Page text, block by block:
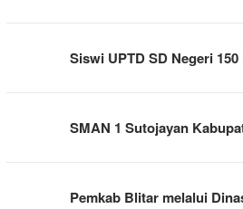
Siswi UPTD SD Negeri
SMAN 1 Sutojayan
Pemkab Blitar melalui